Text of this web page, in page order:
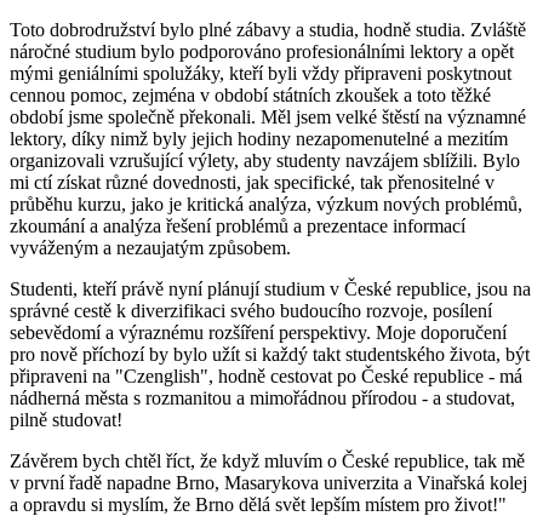
Toto dobrodružství bylo plné zábavy a studia, hodně studia. Zvláště
náročné studium bylo podporováno profesionálními lektory a opět
mými geniálními spolužáky, kteří byli vždy připraveni poskytnout
cennou pomoc, zejména v období státních zkoušek a toto těžké
období jsme společně překonali. Měl jsem velké štěstí na významné
lektory, díky nimž byly jejich hodiny nezapomenutelné a mezitím
organizovali vzrušující výlety, aby studenty navzájem sblížili. Bylo
mi ctí získat různé dovednosti, jak specifické, tak přenositelné v
průběhu kurzu, jako je kritická analýza, výzkum nových problémů,
zkoumání a analýza řešení problémů a prezentace informací
vyváženým a nezaujatým způsobem.
Studenti, kteří právě nyní plánují studium v České republice, jsou na
správné cestě k diverzifikaci svého budoucího rozvoje, posílení
sebevědomí a výraznému rozšíření perspektivy. Moje doporučení
pro nově příchozí by bylo užít si každý takt studentského života, být
připraveni na "Czenglish", hodně cestovat po České republice - má
nádherná města s rozmanitou a mimořádnou přírodou - a studovat,
pilně studovat!
Závěrem bych chtěl říct, že když mluvím o České republice, tak mě
v první řadě napadne Brno, Masarykova univerzita a Vinařská kolej
a opravdu si myslím, že Brno dělá svět lepším místem pro život!"